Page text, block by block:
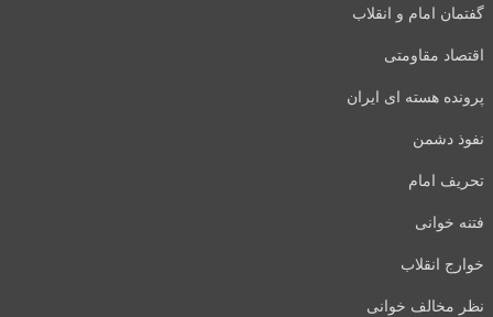
گفتمان امام و انقلاب
اقتصاد مقاومتی
پرونده هسته ای ایران
نفوذ دشمن
تحریف امام
فتنه خوانی
خوارج انقلاب
نظر مخالف خوانی